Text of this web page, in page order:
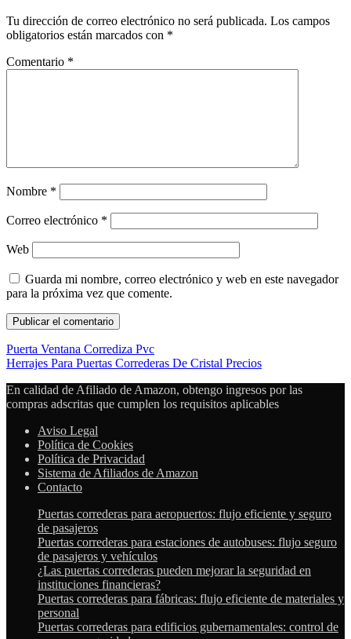
Tu dirección de correo electrónico no será publicada. Los campos
obligatorios están marcados con *
Comentario *
Nombre *
Correo electrónico *
Web
Guarda mi nombre, correo electrónico y web en este navegador
para la próxima vez que comente.
Puerta Ventana Corrediza Pvc
Herrajes Para Puertas Correderas De Cristal Precios
En calidad de Afiliado de Amazon, obtengo ingresos por las
compras adscritas que cumplen los requisitos aplicables
Aviso Legal
Política de Cookies
Política de Privacidad
Sistema de Afiliados de Amazon
Contacto
Puertas correderas para aeropuertos: flujo eficiente y seguro
de pasajeros
Puertas correderas para estaciones de autobuses: flujo seguro
de pasajeros y vehículos
¿Las puertas correderas pueden mejorar la seguridad en
instituciones financieras?
Puertas correderas para fábricas: flujo eficiente de materiales y
personal
Puertas correderas para edificios gubernamentales: control de